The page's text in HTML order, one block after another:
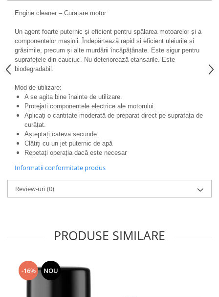
Sigurante auto
Engine cleaner – Curatare motor
Un agent foarte puternic și eficient pentru spălarea motoarelor și a
componentelor mașinii. Îndepărtează rapid și eficient uleiurile și
grăsimile, precum și alte murdării încăpățânate. Este sigur pentru
suprafețele din cauciuc. Nu deteriorează etansarile. Este
biodegradabil.
Mod de utilizare:
A se agita bine înainte de utilizare.
Protejati componentele electrice ale motorului.
Aplicați o cantitate moderată de preparat direct pe suprafața de
curățat.
Așteptați cateva secunde.
Clătiți cu un jet puternic de apă
Repetați operația dacă este necesar
Informatii conformitate produs
Review-uri(0)
PRODUSE SIMILARE
-16% NOU